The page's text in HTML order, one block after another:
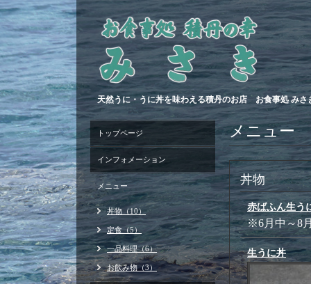
天然うに・うに丼を味わえる積丹のお店 お食事処 みさ
メニュー
丼物
赤ばふん生う
※6月中～8
生うに丼
トップページ
インフォメーション
メニュー
丼物（10）
定食（5）
一品料理（6）
お飲み物（3）